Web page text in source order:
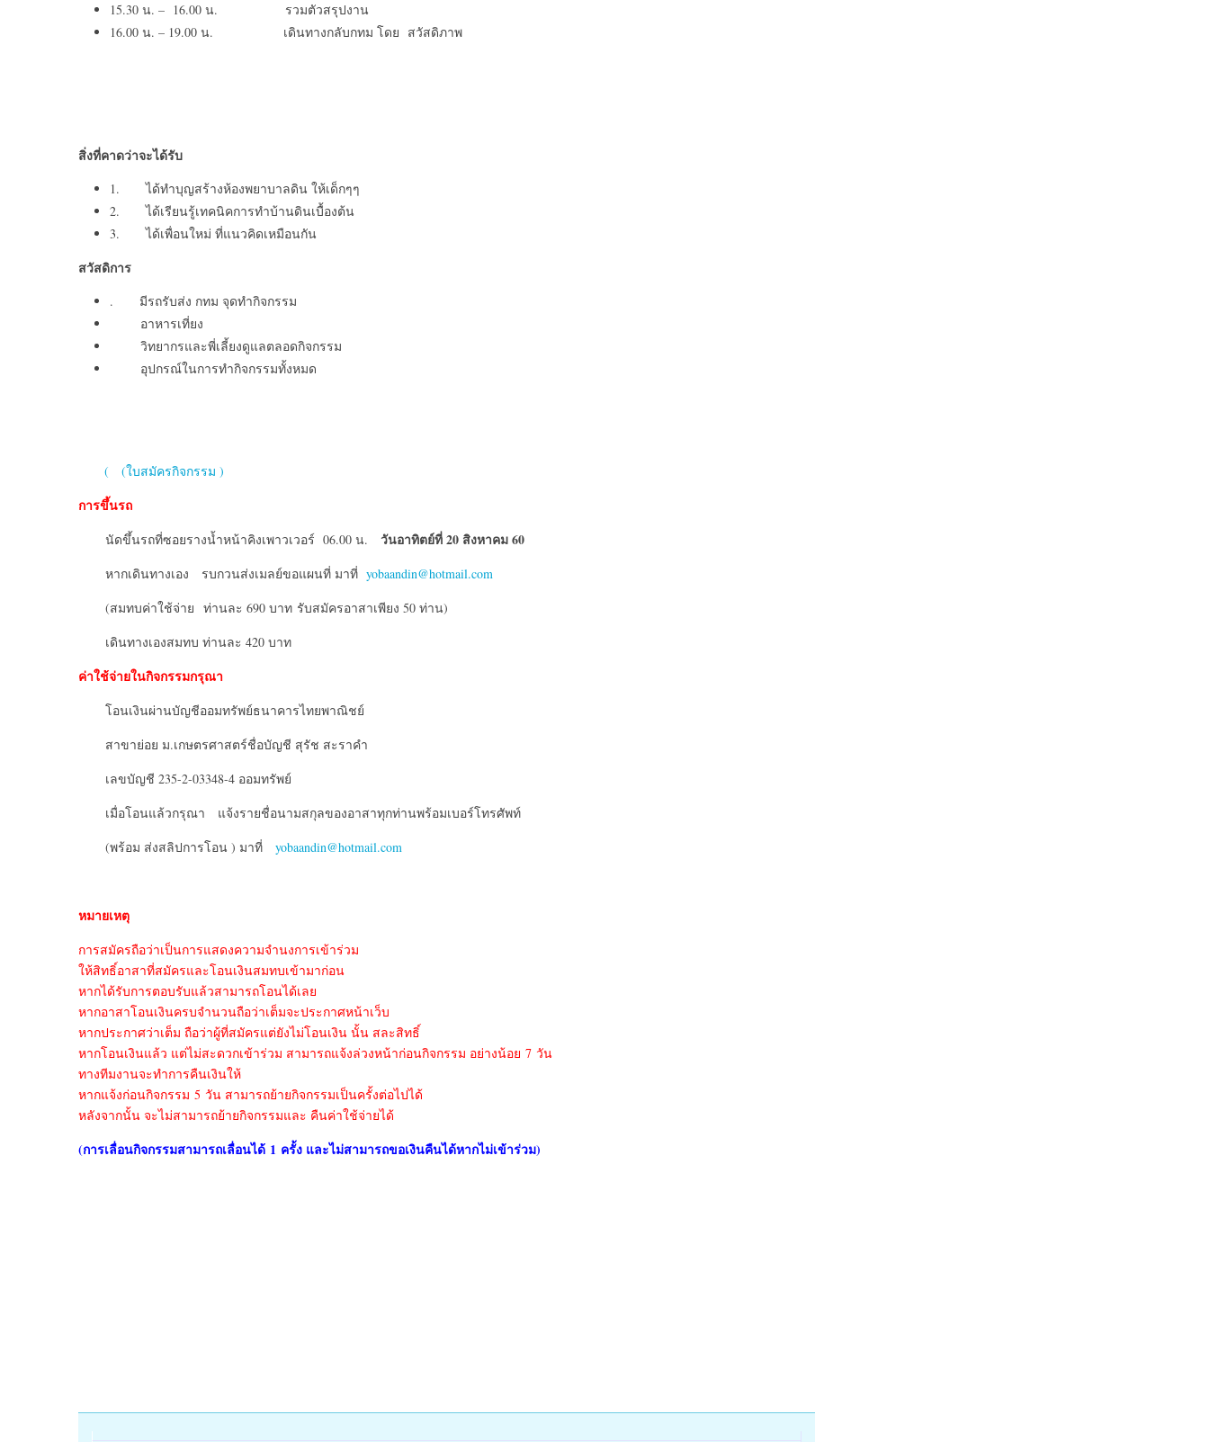
15.30 น. – 16.00 น. รวมตัวสรุปงาน
16.00 น. – 19.00 น. เดินทางกลับกทม โดย สวัสดิภาพ
สิ่งที่คาดว่าจะได้รับ
1. ได้ทำบุญสร้างห้องพยาบาลดิน ให้เด็กๆๆ
2. ได้เรียนรู้เทคนิคการทำบ้านดินเบื้องต้น
3. ได้เพื่อนใหม่ ที่แนวคิดเหมือนกัน
สวัสดิการ
. มีรถรับส่ง กทม จุดทำกิจกรรม
อาหารเที่ยง
วิทยากรและพี่เลี้ยงดูแลตลอดกิจกรรม
อุปกรณ์ในการทำกิจกรรมทั้งหมด
( (ใบสมัครกิจกรรม )
การขึ้นรถ
นัดขึ้นรถที่ซอยรางน้ำหน้าคิงเพาวเวอร์ 06.00 น. วันอาทิตย์ที่20 สิงหาคม 60
หากเดินทางเอง รบกวนส่งเมลย์ขอแผนที่ มาที่ yobaandin@hotmail.com
(สมทบค่าใช้จ่าย ท่านละ 690 บาท รับสมัครอาสาเพียง 50 ท่าน)
เดินทางเองสมทบ ท่านละ 420 บาท
ค่าใช้จ่ายในกิจกรรมกรุณา
โอนเงินผ่านบัญชีออมทรัพย์ธนาคารไทยพาณิชย์
สาขาย่อย ม.เกษตรศาสตร์ชื่อบัญชี สุรัช สะราคำ
เลขบัญชี 235-2-03348-4 ออมทรัพย์
เมื่อโอนแล้วกรุณา แจ้งรายชื่อนามสกุลของอาสาทุกท่านพร้อมเบอร์โทรศัพท์
(พร้อม ส่งสลิปการโอน ) มาที่ yobaandin@hotmail.com
หมายเหตุ
การสมัครถือว่าเป็นการแสดงความจำนงการเข้าร่วม
ให้สิทธิ์อาสาที่สมัครและโอนเงินสมทบเข้ามาก่อน
หากได้รับการตอบรับแล้วสามารถโอนได้เลย
หากอาสาโอนเงินครบจำนวนถือว่าเต็มจะประกาศหน้าเว็บ
หากประกาศว่าเต็ม ถือว่าผู้ที่สมัครแต่ยังไม่โอนเงิน นั้น สละสิทธิ์
หากโอนเงินแล้ว แต่ไม่สะดวกเข้าร่วม สามารถแจ้งล่วงหน้าก่อนกิจกรรม อย่างน้อย 7 วัน
ทางทีมงานจะทำการคืนเงินให้
หากแจ้งก่อนกิจกรรม 5 วัน สามารถย้ายกิจกรรมเป็นครั้งต่อไปได้
หลังจากนั้น จะไม่สามารถย้ายกิจกรรมและ คืนค่าใช้จ่ายได้
(การเลื่อนกิจกรรมสามารถเลื่อนได้ 1 ครั้ง และไม่สามารถขอเงินคืนได้หากไม่เข้าร่วม)